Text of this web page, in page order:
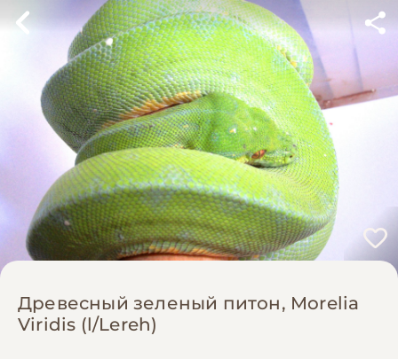
Древесный зеленый питон, Morelia
Viridis (l/Lereh)